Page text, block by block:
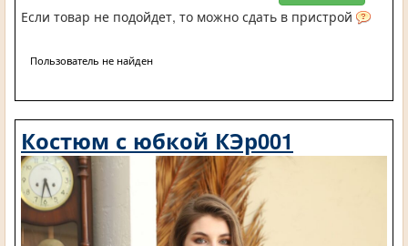
Если товар не подойдет, то можно сдать в пристрой
Пользователь не найден
Костюм с юбкой КЭр001